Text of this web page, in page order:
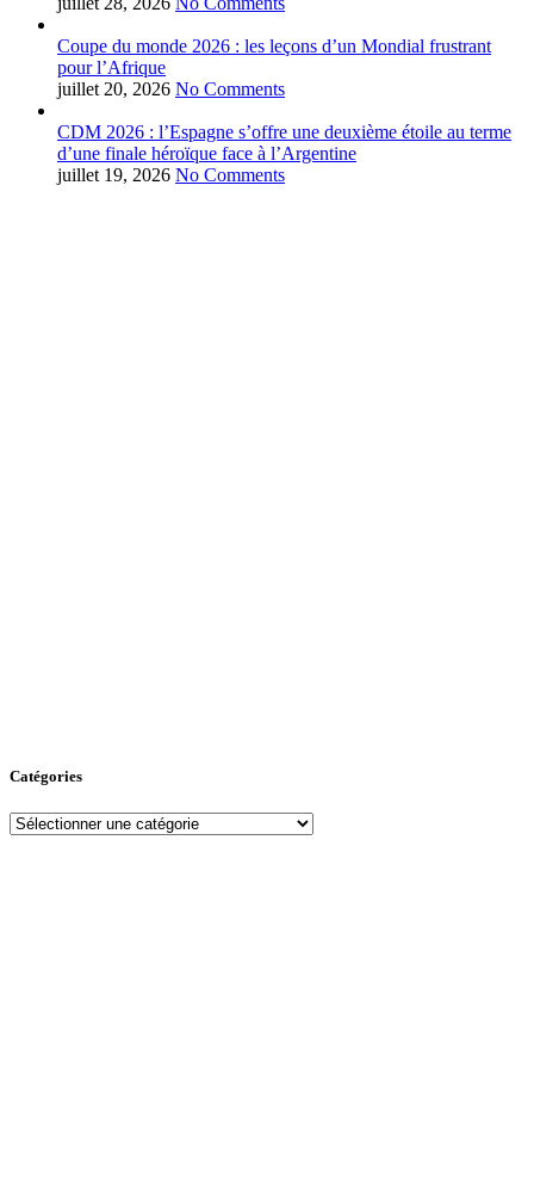
Coupe du monde 2026 : les leçons d’un Mondial frustrant
pour l’Afrique
juillet 20, 2026 No Comments
CDM 2026 : l’Espagne s’offre une deuxième étoile au terme
d’une finale héroïque face à l’Argentine
juillet 19, 2026 No Comments
Catégories
Catégories